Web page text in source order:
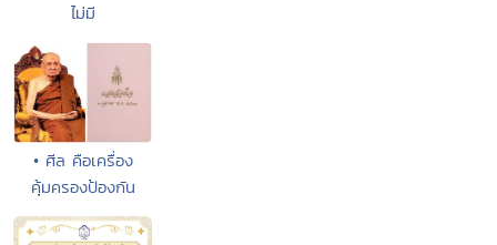
ไม่มี
• ศีล คือเครื่อง
คุ้มครองป้องกัน